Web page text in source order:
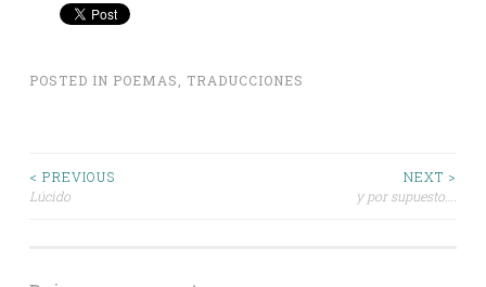
POSTED IN POEMAS TRADUCCIONES
Post
< PREVIOUS
Lúcido
NEXT >
y por supuesto….